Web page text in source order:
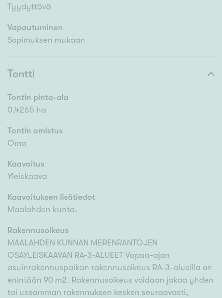
Tyydyttävä
Vapautuminen
Sopimuksen mukaan
Tontti
Tontin pinta-ala
0,4265 ha
Tontin omistus
Oma
Kaavoitus
Yleiskaava
Kaavoituksen lisätiedot
Maalahden kunta.
Rakennusoikeus
MAALAHDEN KUNNAN MERENRANTOJEN
OSAYLEISKAAVAN RA-3-ALUEET Vapaa-ajan
asuinrakennuspaikan rakennusoikeus RA-3-alueilla on
enintään 90 m2. Rakennusoikeus voidaan jakaa yhden
tai useamman rakennuksen kesken seuraavasti,